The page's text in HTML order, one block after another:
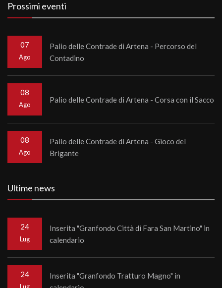
Prossimi eventi
07
Ago
Palio delle Contrade di Artena - Percorso del
Contadino
08
Ago
Palio delle Contrade di Artena - Corsa con il Sacco
08
Ago
Palio delle Contrade di Artena - Gioco del
Brigante
Ultime news
24
Lug
Inserita "Granfondo Città di Fara San Martino" in
calendario
24
Inserita "Granfondo Tratturo Magno" in